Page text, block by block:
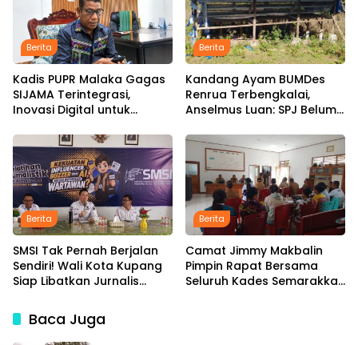
Berita
Kadis PUPR Malaka Gagas
SIJAMA Terintegrasi,
Inovasi Digital untuk
Infrastruktur
Berita
Kandang Ayam BUMDes
Renrua Terbengkalai,
Anselmus Luan: SPJ Belum
Desa Sejak Januari Belum
Dibayar
Berita
SMSI Tak Pernah Berjalan
Sendiri! Wali Kota Kupang
Siap Libatkan Jurnalis
Pemkot
Berita
Camat Jimmy Makbalin
Pimpin Rapat Bersama
Seluruh Kades Semarakkan
Baca Juga